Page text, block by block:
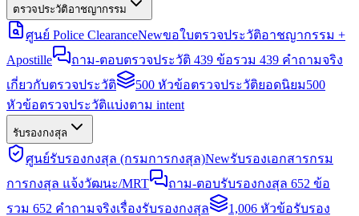
ตรวจประวัติอาชญากรรม
ศูนย์ Police ClearanceNewขอใบตรวจประวัติอาชญากรรม +
Apostille
ถาม-ตอบตรวจประวัติ 439 ข้อรวม 439 คำถามจริง
เกี่ยวกับตรวจประวัติ
500 หัวข้อตรวจประวัติยอดนิยม500
หัวข้อตรวจประวัติแบ่งตาม intent
รับรองกงสุล
ศูนย์รับรองกงสุล (กรมการกงสุล)Newรับรองเอกสารกรม
การกงสุล แจ้งวัฒนะ/MRT
ถาม-ตอบรับรองกงสุล 652 ข้อ
รวม 652 คำถามจริงเรื่องรับรองกงสุล
1,006 หัวข้อรับรอง